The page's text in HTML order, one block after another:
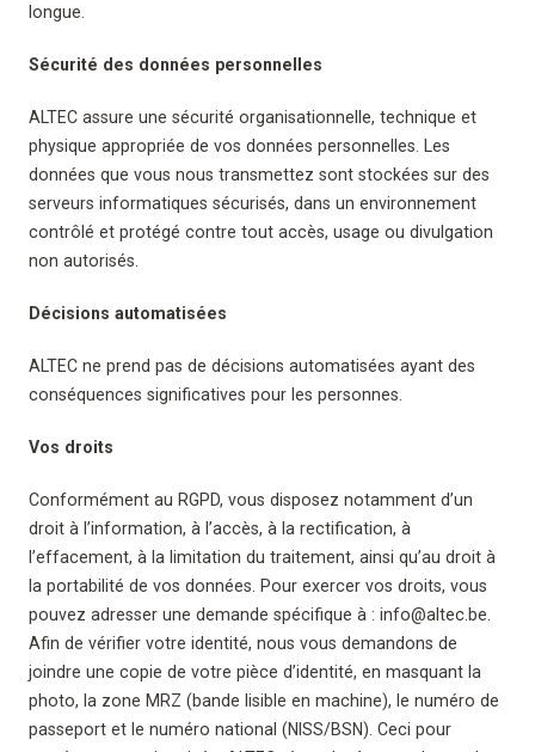
longue.
Sécurité des données personnelles
ALTEC assure une sécurité organisationnelle, technique et
physique appropriée de vos données personnelles. Les
données que vous nous transmettez sont stockées sur des
serveurs informatiques sécurisés, dans un environnement
contrôlé et protégé contre tout accès, usage ou divulgation
non autorisés.
Décisions automatisées
ALTEC ne prend pas de décisions automatisées ayant des
conséquences significatives pour les personnes.
Vos droits
Conformément au RGPD, vous disposez notamment d’un
droit à l’information, à l’accès, à la rectification, à
l’effacement, à la limitation du traitement, ainsi qu’au droit à
la portabilité de vos données. Pour exercer vos droits, vous
pouvez adresser une demande spécifique à : info@altec.be
Afin de vérifier votre identité, nous vous demandons de
joindre une copie de votre pièce d’identité, en masquant la
photo, la zone MRZ (bande lisible en machine), le numéro de
passeport et le numéro national (NISS/BSN). Ceci pour